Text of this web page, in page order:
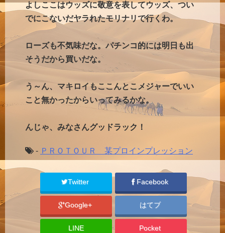
よしここはウッズに敬意を表してウッズ、つい
でにこないだヤラれたモリナリで行くわ。
ローズも不気味だな。パチンコ的には明日も出
そうだから買いだな。
う～ん、マキロイもここんとこメジャーでいい
こと無かったからいってみるかな。
んじゃ、みなさんグッドラック！
- ＰＲＯＴＯＵＲ 某プロインプレッション
Twitter Facebook
Google+ はてブ
LINE Pocket